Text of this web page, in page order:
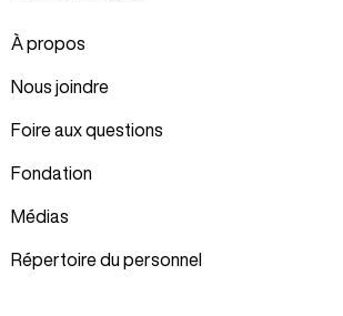
À propos
Nous joindre
Foire aux questions
Fondation
Médias
Répertoire du personnel